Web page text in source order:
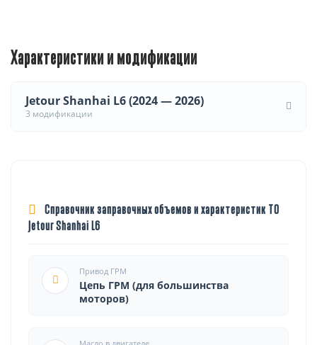
Характеристики и модификации
Jetour Shanhai L6 (2024 — 2026)
3 модификации
Справочник заправочных объемов и характеристик ТО
Jetour Shanhai L6
Привод ГРМ
Цепь ГРМ (для большинства
моторов)